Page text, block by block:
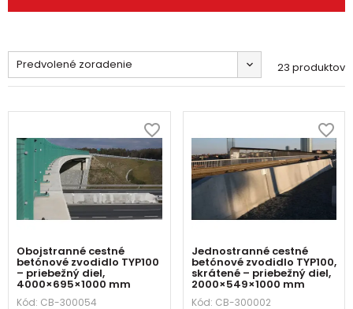
Predvolené zoradenie 23 produktov
Obojstranné cestné
betónové zvodidlo TYP100
– priebežný diel,
4000×695×1000 mm
Kód: CB-300054
Jednostranné cestné
betónové zvodidlo TYP100,
skrátené – priebežný diel,
2000×549×1000 mm
Kód: CB-300002